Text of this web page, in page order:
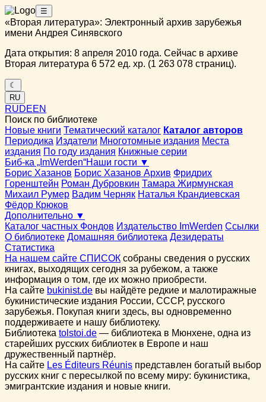
☰
«Вторая литература»: Электронный архив зарубежья
имени Андрея Синявского
Дата открытия: 8 апреля 2010 года. Сейчас в архиве
Вторая литература 6 572 ед. хр. (1 263 078 страниц).
☾
RU
RUDEEN
Поиск по библиотеке
Новые книги Тематический каталог Каталог авторов
Периодика Издатели Многотомные издания Места
издания По году издания Книжные серии
Биб-ка „ImWerden“Наши гости ▼
Борис Хазанов Борис Хазанов Архив Фридрих
Горенштейн Роман Дубровкин Тамара Жирмунская
Михаил Румер Вадим Черняк Наталья Крандиевская
Фёдор Крюков
Дополнительно ▼
Каталог частных Фондов Издательство ImWerden Ссылки
О библиотеке Домашняя библиотека Дезидераты
Статистика
На нашем сайте СПИСОК собраны сведения о русских
книгах, выходящих сегодня за рубежом, а также
информация о том, где их можно приобрести.
На сайте bukinist.de вы найдёте редкие и малотиражные
букинистические издания России, СССР, русского
зарубежья. Покупая книги здесь, вы одновременно
поддерживаете и нашу библиотеку.
Библиотека tolstoi.de — библиотека в Мюнхене, одна из
старейших русских библиотек в Европе и наш
дружественный партнёр.
На сайте Les Éditeurs Réunis представлен богатый выбор
русских книг с пересылкой по всему миру: букинистика,
эмигрантские издания и новые книги.